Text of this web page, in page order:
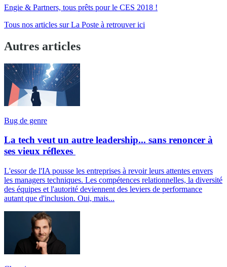
Engie & Partners, tous prêts pour le CES 2018 !
Tous nos articles sur La Poste à retrouver ici
Autres articles
Bug de genre
La tech veut un autre leadership... sans renoncer à
ses vieux réflexes
L'essor de l'IA pousse les entreprises à revoir leurs attentes envers
les managers techniques. Les compétences relationnelles, la diversité
des équipes et l'autorité deviennent des leviers de performance
autant que d'inclusion. Oui, mais...